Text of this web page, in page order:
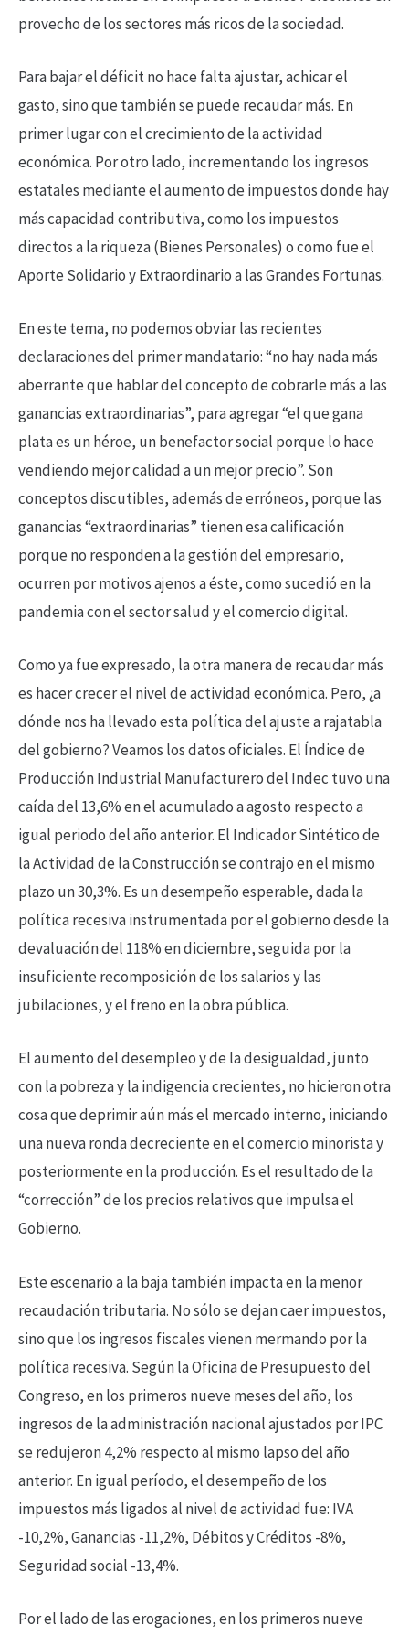
provecho de los sectores más ricos de la sociedad.
Para bajar el déficit no hace falta ajustar, achicar el
gasto, sino que también se puede recaudar más. En
primer lugar con el crecimiento de la actividad
económica. Por otro lado, incrementando los ingresos
estatales mediante el aumento de impuestos donde hay
más capacidad contributiva, como los impuestos
directos a la riqueza (Bienes Personales) o como fue el
Aporte Solidario y Extraordinario a las Grandes Fortunas.
En este tema, no podemos obviar las recientes
declaraciones del primer mandatario: “no hay nada más
aberrante que hablar del concepto de cobrarle más a las
ganancias extraordinarias”, para agregar “el que gana
plata es un héroe, un benefactor social porque lo hace
vendiendo mejor calidad a un mejor precio”. Son
conceptos discutibles, además de erróneos, porque las
ganancias “extraordinarias” tienen esa calificación
porque no responden a la gestión del empresario,
ocurren por motivos ajenos a éste, como sucedió en la
pandemia con el sector salud y el comercio digital.
Como ya fue expresado, la otra manera de recaudar más
es hacer crecer el nivel de actividad económica. Pero, ¿a
dónde nos ha llevado esta política del ajuste a rajatabla
del gobierno? Veamos los datos oficiales. El Índice de
Producción Industrial Manufacturero del Indec tuvo una
caída del 13,6% en el acumulado a agosto respecto a
igual periodo del año anterior. El Indicador Sintético de
la Actividad de la Construcción se contrajo en el mismo
plazo un 30,3%. Es un desempeño esperable, dada la
política recesiva instrumentada por el gobierno desde la
devaluación del 118% en diciembre, seguida por la
insuficiente recomposición de los salarios y las
jubilaciones, y el freno en la obra pública.
El aumento del desempleo y de la desigualdad, junto
con la pobreza y la indigencia crecientes, no hicieron otra
cosa que deprimir aún más el mercado interno, iniciando
una nueva ronda decreciente en el comercio minorista y
posteriormente en la producción. Es el resultado de la
“corrección” de los precios relativos que impulsa el
Gobierno.
Este escenario a la baja también impacta en la menor
recaudación tributaria. No sólo se dejan caer impuestos,
sino que los ingresos fiscales vienen mermando por la
política recesiva. Según la Oficina de Presupuesto del
Congreso, en los primeros nueve meses del año, los
ingresos de la administración nacional ajustados por IPC
se redujeron 4,2% respecto al mismo lapso del año
anterior. En igual período, el desempeño de los
impuestos más ligados al nivel de actividad fue: IVA
-10,2%, Ganancias -11,2%, Débitos y Créditos -8%,
Seguridad social -13,4%.
Por el lado de las erogaciones, en los primeros nueve